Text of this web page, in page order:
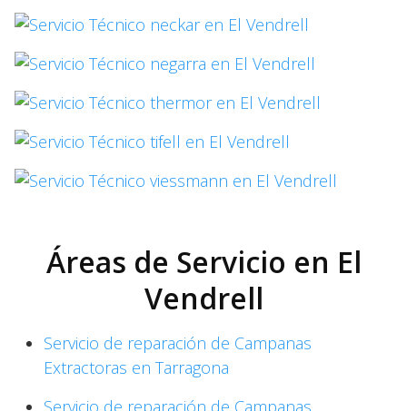
Áreas de Servicio en El
Vendrell
Servicio de reparación de Campanas
Extractoras en Tarragona
Servicio de reparación de Campanas